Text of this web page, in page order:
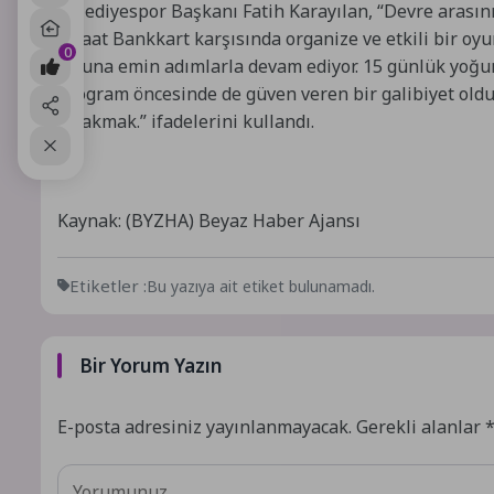
Belediyespor Başkanı Fatih Karayılan, “Devre
Ziraat Bankkart karşısında organize ve etkili bir
yoluna emin adımlarla devam ediyor. 15 günlük
program öncesinde de güven veren bir galibiyet
bırakmak.” ifadelerini kullandı.
Kaynak: (BYZHA) Beyaz Haber Ajansı
Etiketler :Bu yazıya ait etiket bulunamadı.
Bir Yorum Yazın
E-posta adresiniz yayınlanmayacak. Gerekli alanlar*
0